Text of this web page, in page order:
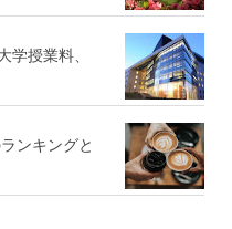
学授業料、
ンキングと